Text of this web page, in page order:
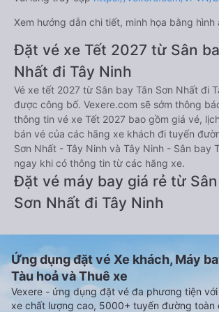
Xem hướng dẫn chi tiết, minh họa bằng hình
Đặt vé xe Tết 2027 từ Sân
Nhất đi Tây Ninh
Vé xe tết 2027 từ Sân bay Tân Sơn Nhất đi
được công bố. Vexere.com sẽ sớm thông
thông tin vé xe Tết 2027 bao gồm giá vé,
bán vé của các hãng xe khách đi tuyến
Sơn Nhất - Tây Ninh và Tây Ninh - Sân bay
ngay khi có thông tin từ các hãng xe.
Đặt vé máy bay giá rẻ từ
Sơn Nhất đi Tây Ninh
Ứng dụng đặt vé Xe khách, Máy
Tàu hoả và Thuê xe
Vexere - ứng dụng đặt vé đa phương tiện
xe chất lượng cao, 5000+ tuyến đường toàn